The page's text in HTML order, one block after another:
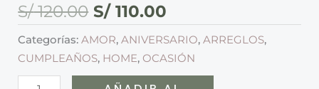
S/120.00 S/110.00
Categorías:AMOR,ANIVERSARIO,ARREGLOS,
CUMPLEAÑOS, HOME, OCASIÓN